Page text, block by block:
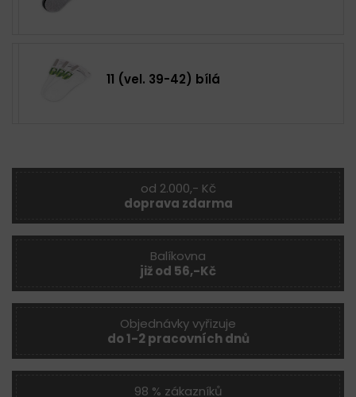
11 (vel. 39-42) bílá
od 2.000,- Kč
doprava zdarma
Balíkovna
již od 56,-Kč
Objednávky vyřizuje
do 1-2 pracovních dnů
98 % zákazníků